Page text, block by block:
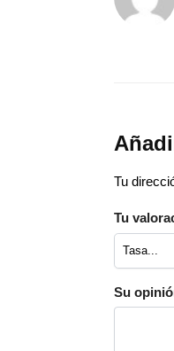
Tu
Tu
Su